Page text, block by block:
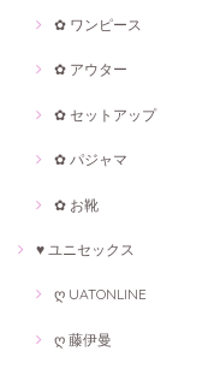
✿ ワンピース
✿ アウター
✿ セットアップ
✿ パジャマ
✿ お靴
♥ ユニセックス
ღ UATONLINE
ღ 藤伊曼